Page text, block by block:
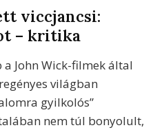
viccjancsi:
– kritika
John Wick-filmek által
világban
gyilkolós”
nem túl bonyolult,